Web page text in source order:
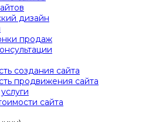
дизайн
продаж
создания сайта
продвижения сайта
сайта